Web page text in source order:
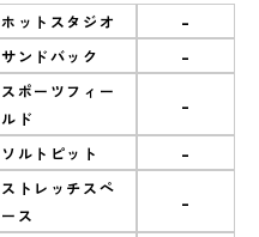
ホットスタジオ -
サンドバック -
スポーツフィー
ルド
-
ソルトピット -
ストレッチスペ
ース
-